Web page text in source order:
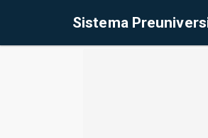
Sistema